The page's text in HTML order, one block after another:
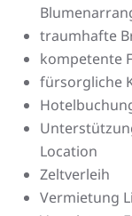
traumhafte
kompetente
fürsorgliche
Location
Zeltverleih
Vermietung